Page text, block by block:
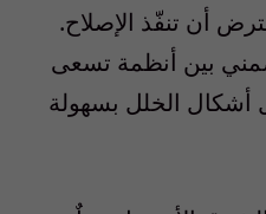
أن تنفّذ الإصلاح.
بين أنظمة تسعى
أشكال الخلل بسهولة